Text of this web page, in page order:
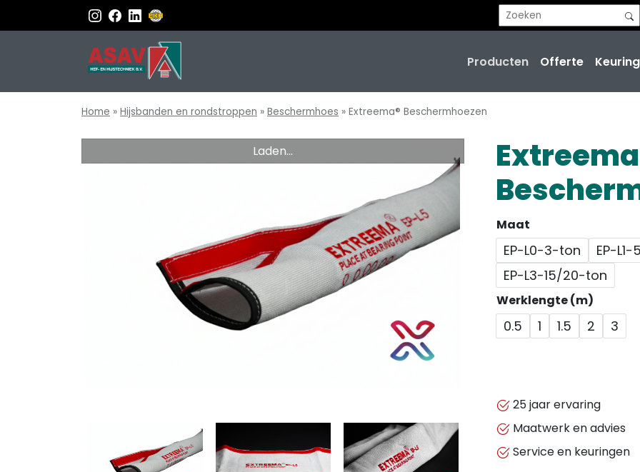
Producten Offerte
Home » Hijsbanden en rondstroppen » Beschermhoes » Extreema® Beschermhoezen
Laden...
Maat
EP-L0-3-ton
EP-
EP-L3-15/20-ton
Werklengte (m)
0.5 1 1.5 2 3
25 jaar ervaring
Maatwerk en advies
Service en keuringen